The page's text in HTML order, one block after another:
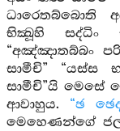
ධාරෙතබ්බොති
භික්‍ඛූහි සද්ධිං
“අඤ්ඤාතබ්බං
සාමීචි” “යස්ස
සාමීචි”යි මෙසේ
ආවාහුය. “ඡ
මෙහෙණන්ගේ